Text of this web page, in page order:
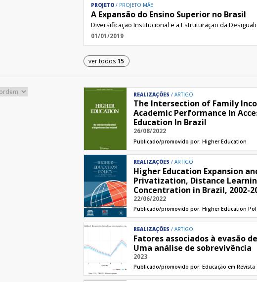
PROJETO PROJETO MÃE
A Expansão do Ensino Superior no Brasil
Diversificação Institucional e a Estruturação da
01/01/2019
ver todos 15
REALIZAÇÕES ARTIGO
The Intersection of Family
Academic Performance In
Education In Brazil
26/08/2022
Publicado/promovido por:Higher Education
REALIZAÇÕES ARTIGO
Higher Education Expansion
Privatization, Distance
Concentration in Brazil, 2002-
22/06/2022
Publicado/promovido por:Higher Education
REALIZAÇÕES ARTIGO
Fatores associados à evasão de
Uma análise de sobrevivência
2023
Publicado/promovido por:Educação em Revista